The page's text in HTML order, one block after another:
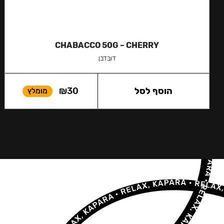
CHABACCO 50G – CHERRY
דובדבן
₪30 מומלץ הוסף לסל